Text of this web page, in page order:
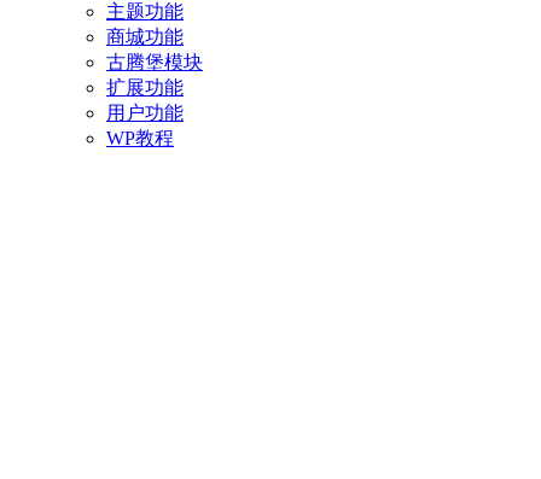
主题功能
商城功能
古腾堡模块
扩展功能
用户功能
WP教程